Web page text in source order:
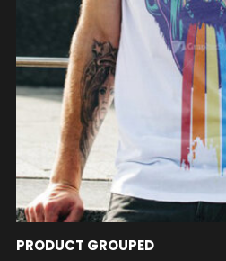
VOIR LES PRODUITS
PRODUCT GROUPED